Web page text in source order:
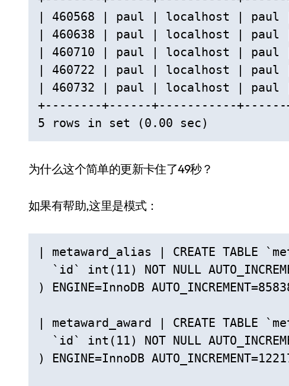
| 460568 | paul | localhost
| 460638 | paul | localhost | paul |
| 460710 | paul | localhost | paul
| 460722 | paul | localhost | paul
| 460732 | paul | localhost | paul
+--------+------+-----------
5 rows in set (0.00 sec)
为什么这个简单的更新卡住了49秒？
如果有帮助,这里是模式：
| metaward_alias | CREATE TABLE
`id` int(11) NOT NULL
) ENGINE=InnoDB
| metaward_award | CREATE TABLE
`id` int(11) NOT NULL
) ENGINE=InnoDB